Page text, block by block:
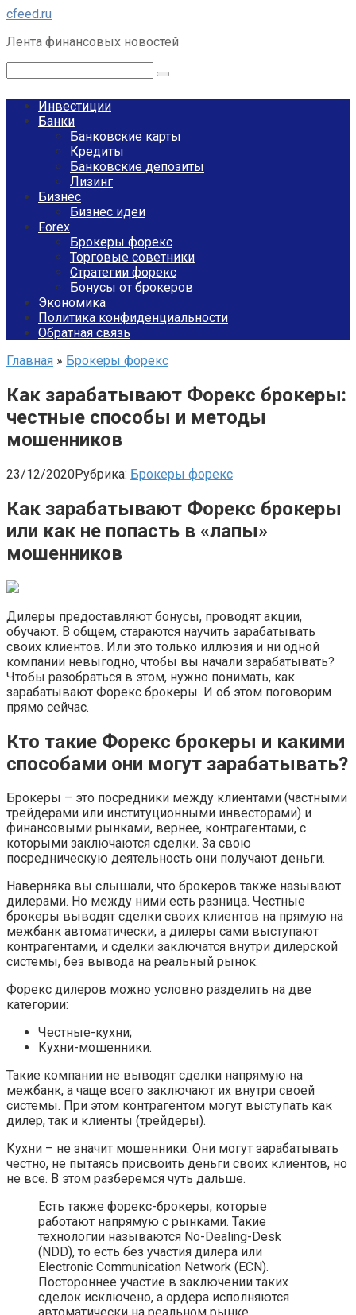
Перейти
контенту
cfeed.ru
Лента финансовых новостей
Инвестиции
Банки
Банковские карты
Кредиты
Банковские депозиты
Лизинг
Бизнес
Бизнес идеи
Forex
Брокеры форекс
Торговые советники
Стратегии форекс
Бонусы от брокеров
Экономика
Политика конфиденциальности
Обратная связь
Главная » Брокеры форекс
Как зарабатывают Форекс брокеры:
честные способы и методы
мошенников
23/12/2020Рубрика: Брокеры форекс
Как зарабатывают Форекс брокеры
или как не попасть в «лапы»
мошенников
Дилеры предоставляют бонусы, проводят акции,
обучают. В общем, стараются научить зарабатывать
своих клиентов. Или это только иллюзия и ни одной
компании невыгодно, чтобы вы начали зарабатывать?
Чтобы разобраться в этом, нужно понимать, как
зарабатывают Форекс брокеры. И об этом поговорим
прямо сейчас.
Кто такие Форекс брокеры и какими
способами они могут зарабатывать?
Брокеры – это посредники между клиентами (частными
трейдерами или институционными инвесторами) и
финансовыми рынками, вернее, контрагентами, с
которыми заключаются сделки. За свою
посредническую деятельность они получают деньги.
Наверняка вы слышали, что брокеров также называют
дилерами. Но между ними есть разница. Честные
брокеры выводят сделки своих клиентов на прямую на
межбанк автоматически, а дилеры сами выступают
контрагентами, и сделки заключатся внутри дилерской
системы, без вывода на реальный рынок.
Форекс дилеров можно условно разделить на две
категории:
Честные-кухни;
Кухни-мошенники.
Такие компании не выводят сделки напрямую на
межбанк, а чаще всего заключают их внутри своей
системы. При этом контрагентом могут выступать как
дилер, так и клиенты (трейдеры).
Кухни – не значит мошенники. Они могут зарабатывать
честно, не пытаясь присвоить деньги своих клиентов, но
не все. В этом разберемся чуть дальше.
Есть также форекс-брокеры, которые
работают напрямую с рынками. Такие
технологии называются No-Dealing-Desk
(NDD), то есть без участия дилера или
Electronic Communication Network (ECN).
Постороннее участие в заключении таких
сделок исключено, а ордера исполняются